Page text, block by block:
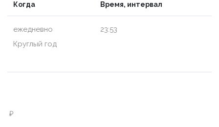
Когда Время, интервал
ежедневно
Круглый год
23:53
₽